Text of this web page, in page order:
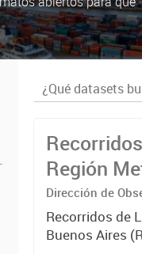
Región
(RMBA)
Dirección de
Recorridos de
Buenos Aires